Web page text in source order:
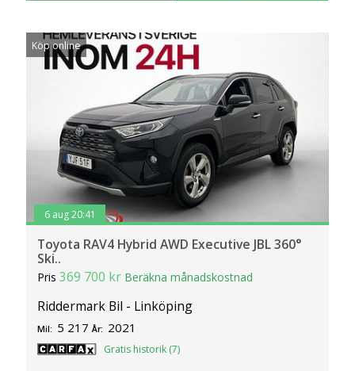
Köp online
6 aug 20:41
Toyota RAV4 Hybrid AWD Executive JBL 360°
Ski..
Pris369 700 kr Beräkna månadskostnad
Riddermark Bil - Linköping
Mil: 5 217 År: 2021
Gratis historik (7)